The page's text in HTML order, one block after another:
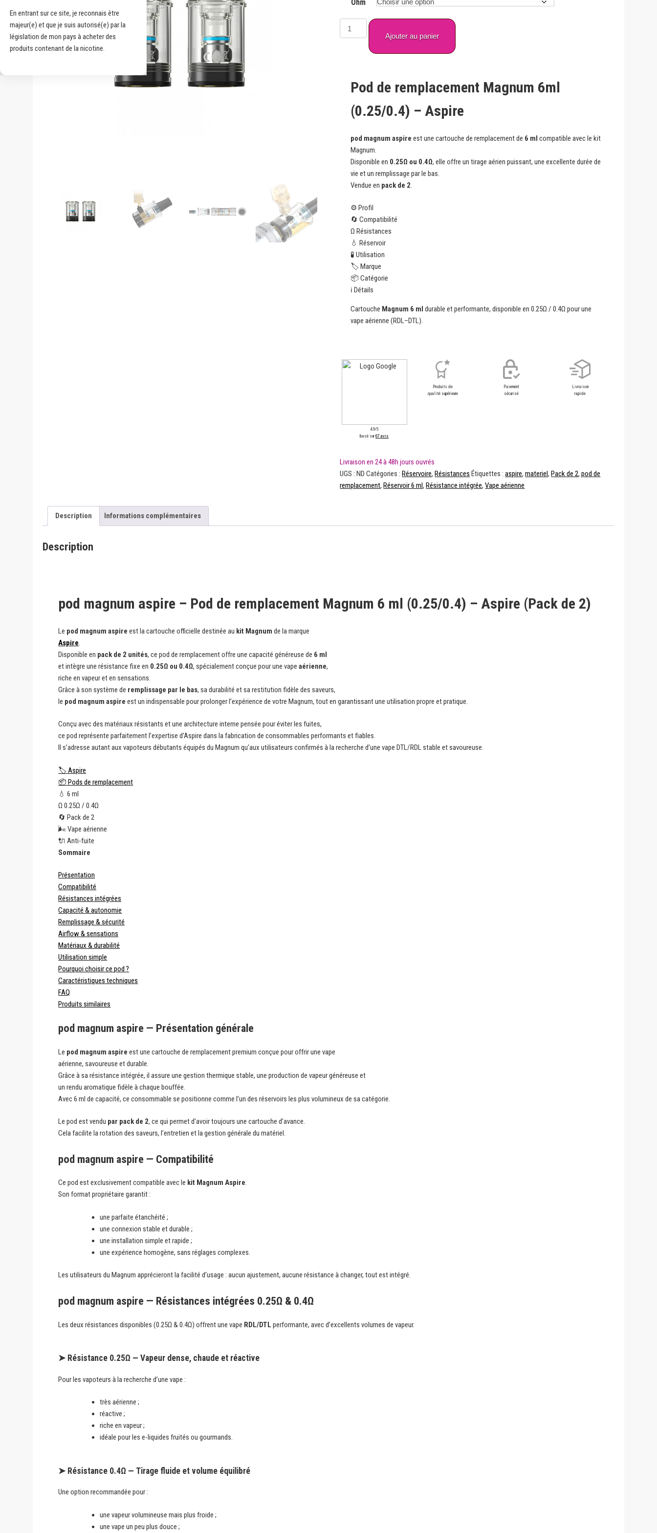
En entrant sur ce site, je reconnais être
majeur(e) et que je suis autorisé(e) par la
législation de mon pays à acheter des
produits contenant de la nicotine.
Pod de remplacement Magnum 6ml
(0.25/0.4) – Aspire
pod magnum aspire est une cartouche de remplacement de 6 ml compatible avec le kit
Magnum.
Disponible en 0.25Ω ou 0.4Ω, elle offre un tirage aérien puissant, une excellente durée de
vie et un remplissage par le bas.
Vendue en pack de 2.
⚙️ Profil
🔄 Compatibilité
Ω Résistances
💧 Réservoir
🧪 Utilisation
🏷️ Marque
📦 Catégorie
ℹ️ Détails
Cartouche Magnum 6 ml durable et performante, disponible en 0.25Ω / 0.4Ω pour une
vape aérienne (RDL–DTL).
4.9/5
basé sur67 avis
Produits de
qualité supérieure
Paiement
sécurisé
Livraison
rapide
Ohm
quantité
de
Magnum
(0.25/0.4)
(Pack
Ajouter au panier
UGS :ND Catégories :Réservoire,Résistances Étiquettes :aspire,materiel,Pack de 2,pod de
remplacement,Réservoir 6 ml,Résistance intégrée,Vape aérienne
Description Informations complémentaires
Description
pod magnum aspire – Pod de remplacement Magnum 6 ml (0.25/0.4) – Aspire (Pack de 2)
Le pod magnum aspire est la cartouche officielle destinée au kit Magnum de la marque
Aspire.
Disponible en pack de 2 unités, ce pod de remplacement offre une capacité généreuse de 6 ml
et intègre une résistance fixe en 0.25Ω ou 0.4Ω, spécialement conçue pour une vapeaérienne,
riche en vapeur et en sensations.
Grâce à son système de remplissage par le bas, sa durabilité et sa restitution fidèle des saveurs,
le pod magnum aspire est un indispensable pour prolonger l’expérience de votre Magnum, tout en garantissant une utilisation propre et pratique.
Conçu avec des matériaux résistants et une architecture interne pensée pour éviter les fuites,
ce pod représente parfaitement l’expertise d’Aspire dans la fabrication de consommables performants et fiables.
Il s’adresse autant aux vapoteurs débutants équipés du Magnum qu’aux utilisateurs confirmés à la recherche d’une vape DTL/RDL stable et savoureuse.
🏷️ Aspire
📦 Pods de remplacement
💧 6 ml
Ω 0.25Ω / 0.4Ω
🔄 Pack de 2
🌬️ Vape aérienne
🔌 Anti-fuite
Sommaire
Présentation
Compatibilité
Résistances intégrées
Capacité & autonomie
Remplissage & sécurité
Airflow & sensations
Matériaux & durabilité
Utilisation simple
Pourquoi choisir ce pod ?
Caractéristiques techniques
FAQ
Produits similaires
pod magnum aspire — Présentation générale
Le pod magnum aspire est une cartouche de remplacement premium conçue pour offrir une vape
aérienne, savoureuse et durable.
Grâce à sa résistance intégrée, il assure une gestion thermique stable, une production de vapeur généreuse et
un rendu aromatique fidèle à chaque bouffée.
Avec 6 ml de capacité, ce consommable se positionne comme l’un des réservoirs les plus volumineux de sa catégorie.
Le pod est vendu par pack de 2, ce qui permet d’avoir toujours une cartouche d’avance.
Cela facilite la rotation des saveurs, l’entretien et la gestion générale du matériel.
pod magnum aspire — Compatibilité
Ce pod est exclusivement compatible avec le kit Magnum Aspire.
Son format propriétaire garantit :
une parfaite étanchéité ;
une connexion stable et durable ;
une installation simple et rapide ;
une expérience homogène, sans réglages complexes.
Les utilisateurs du Magnum apprécieront la facilité d’usage : aucun ajustement, aucune résistance à changer, tout est intégré.
pod magnum aspire — Résistances intégrées 0.25Ω & 0.4Ω
Les deux résistances disponibles (0.25Ω & 0.4Ω) offrent une vape RDL/DTL performante, avec d’excellents volumes de vapeur.
➤ Résistance 0.25Ω — Vapeur dense, chaude et réactive
Pour les vapoteurs à la recherche d’une vape :
très aérienne ;
réactive ;
riche en vapeur ;
idéale pour les e-liquides fruités ou gourmands.
➤ Résistance 0.4Ω — Tirage fluide et volume équilibré
Une option recommandée pour :
une vapeur volumineuse mais plus froide ;
une vape un peu plus douce ;